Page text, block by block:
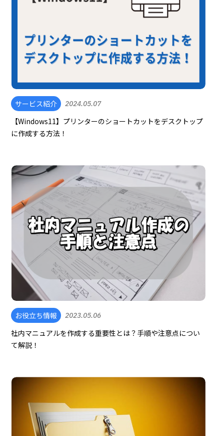
サービス紹介 2024.05.07
【Windows11】プリンターのショートカットをデスクトップ
に作成する方法！
お役立ち情報 2023.05.06
社内マニュアルを作成する重要性とは？手順や注意点につい
て解説！